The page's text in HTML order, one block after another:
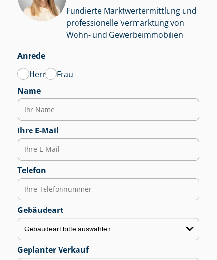
Fundierte Markt­wert­ermitt­lung und
professionelle Vermarktung von
Wohn- und Ge­wer­be­im­mo­bi­li­en
Anrede
Herr
Frau
Name
Ihre E-Mail
Telefon
Gebäudeart
Geplanter Verkauf